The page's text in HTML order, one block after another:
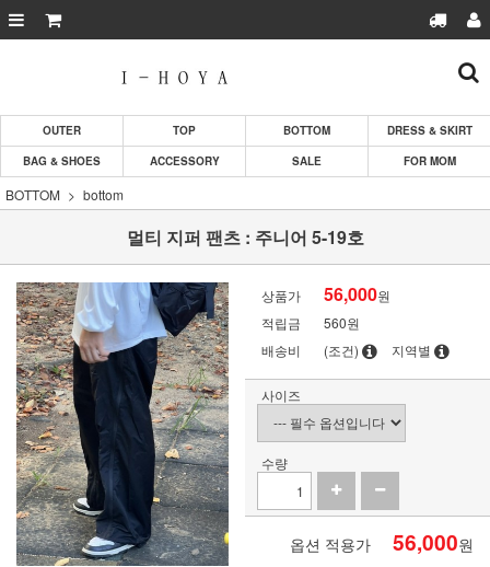
OUTER TOP BOTTOM
DRESS & SKIRT
BAG & SHOES
ACCESSORY SALE FOR MOM
BOTTOM bottom
멀티 지퍼 팬츠 : 주니어 5-19호
상품가 56,000원
적립금
560원
배송비
(조건) 지역별
사이즈
수량
옵션 적용가 56,000원